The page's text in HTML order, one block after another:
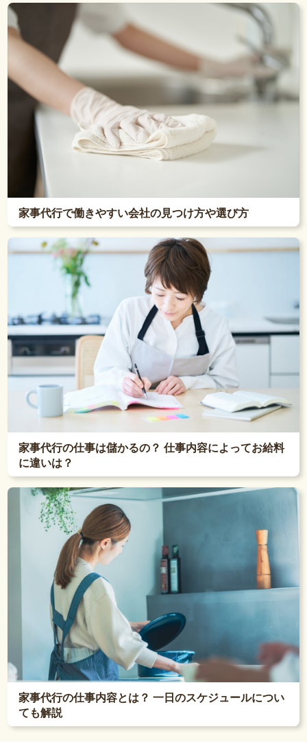
家事代行で働きやすい会社の見つけ方や選び方
家事代行の仕事は儲かるの？ 仕事内容によってお給料
に違いは？
家事代行の仕事内容とは？ 一日のスケジュールについ
ても解説